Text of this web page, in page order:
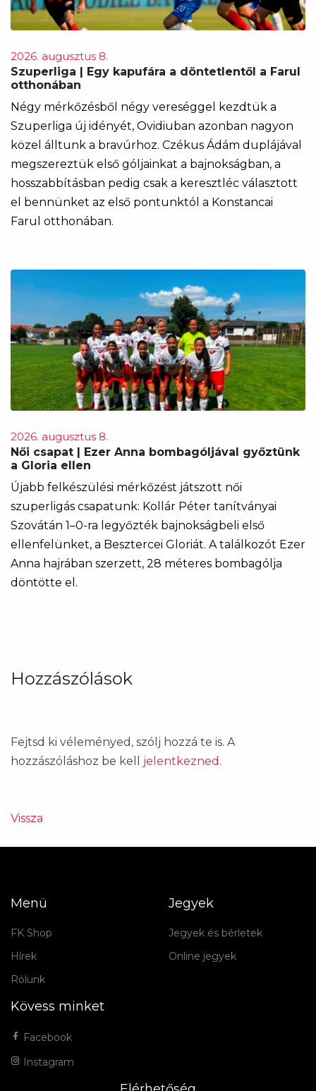
2026. augusztus 8.
Szuperliga | Egy kapufára a döntetlentől a Farul
otthonában
Négy mérkőzésből négy vereséggel kezdtük a
Szuperliga új idényét, Ovidiuban azonban nagyon
közel álltunk a bravúrhoz. Czékus Ádám duplájával
megszereztük első góljainkat a bajnokságban, a
hosszabbításban pedig csak a keresztléc választott
el bennünket az első pontunktól a Konstancai
Farul otthonában.
2026. augusztus 8.
Női csapat | Ezer Anna bombagóljával győztünk
a Gloria ellen
Újabb felkészülési mérkőzést játszott női
szuperligás csapatunk: Kollár Péter tanítványai
Szovátán 1–0-ra legyőzték bajnokságbeli első
ellenfelünket, a Besztercei Gloriát. A találkozót Ezer
Anna hajrában szerzett, 28 méteres bombagólja
döntötte el.
Hozzászólások
Fejtsd ki véleményed, szólj hozzá te is. A
hozzászóláshoz be kell jelentkezned .
Vissza
Menü
FK Shop
Hírek
Rólunk
Jegyek
Jegyek és bérletek
Online jegyek
Kövess minket
Facebook
Instagram